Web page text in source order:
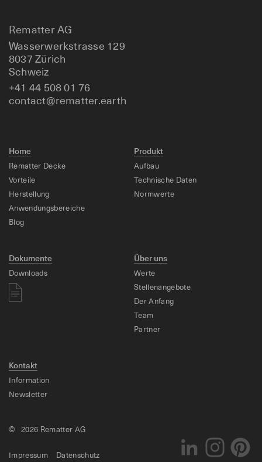
Rematter AG
Wasserwerkstrasse 129
8037 Zürich
Schweiz
+41 44 508 01 76
contact@rematter.earth
Home
Rematter Decke
Vorteile
Herstellung
Anwendungsbereiche
Blog
Produkt
Aufbau
Technische Daten
Normwerte
Dokumente
Downloads
Über uns
Werte
Stellenangebote
Der Anfang
Team
Partner
Kontakt
Information
Newsletter
© 2026 Rematter AG
Impressum Datenschutz